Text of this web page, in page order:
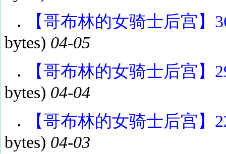
【哥布林的女骑士后宫】
bytes) 04-05
【哥布林的女骑士后宫】
bytes) 04-04
【哥布林的女骑士后宫】
bytes) 04-03